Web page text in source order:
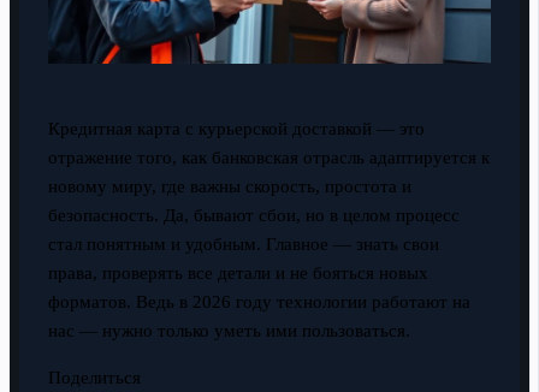
Кредитная карта с курьерской доставкой — это
отражение того, как банковская отрасль адаптируется к
новому миру, где важны скорость, простота и
безопасность. Да, бывают сбои, но в целом процесс
стал понятным и удобным. Главное — знать свои
права, проверять все детали и не бояться новых
форматов. Ведь в 2026 году технологии работают на
нас — нужно только уметь ими пользоваться.
Поделиться